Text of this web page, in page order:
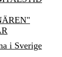
i Sverige